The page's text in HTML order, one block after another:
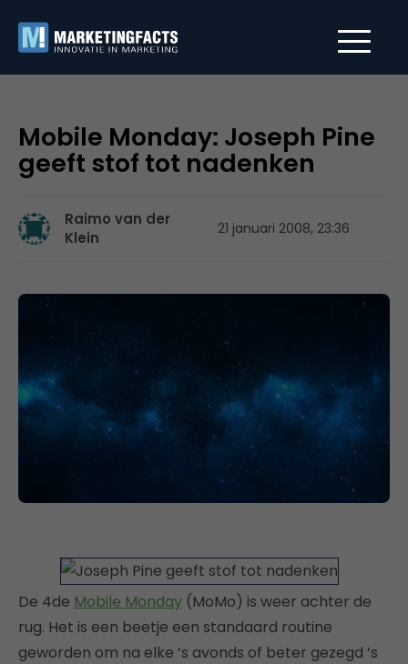
Mobile Monday: Joseph Pine
geeft stof tot nadenken
Raimo van der
Klein
21 januari 2008, 23:36
De 4de Mobile Monday (MoMo) is weer achter de
rug. Het is een beetje een standaard routine
geworden om na elke ’s avonds of beter gezegd ’s